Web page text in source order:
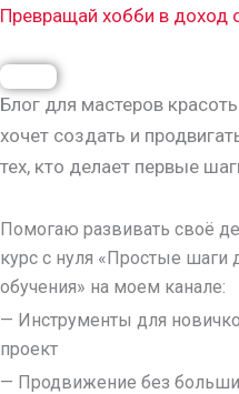
Перейти
содержимому
Превращай хобби в доход
Меню
Блог для мастеров
хочет создать и
тех, кто делает первые
Помогаю развивать своё
курс с нуля «Простые шаги
обучения» на моем канале:
— Инструменты для
проект
— Продвижение без